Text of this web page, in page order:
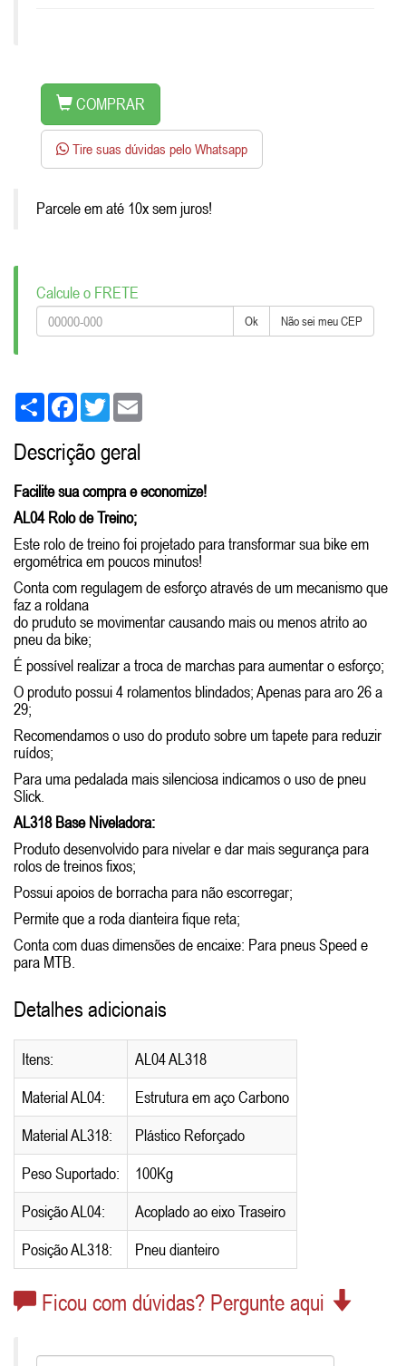
COMPRAR
Tire suas dúvidas pelo Whatsapp
Parcele em até 10x sem juros!
Calcule o FRETE
Ok Não sei meu CEP
Share FacebookTwitter
Descrição geral
Facilite sua compra e economize!
AL04 Rolo de Treino;
Este rolo de treino foi projetado para transformar sua bike em
ergométrica em poucos minutos!
Conta com regulagem de esforço através de um mecanismo que
faz a roldana
do pruduto se movimentar causando mais ou menos atrito ao
pneu da bike;
É possível realizar a troca de marchas para aumentar o esforço;
O produto possui 4 rolamentos blindados; Apenas para aro 26 a
29;
Recomendamos o uso do produto sobre um tapete para reduzir
ruídos;
Para uma pedalada mais silenciosa indicamos o uso de pneu
Slick.
AL318 Base Niveladora:
Produto desenvolvido para nivelar e dar mais segurança para
rolos de treinos fixos;
Possui apoios de borracha para não escorregar;
Permite que a roda dianteira fique reta;
Conta com duas dimensões de encaixe: Para pneus Speed e
para MTB.
Detalhes adicionais
Itens:
AL04 AL318
Material AL04:
Estrutura em aço Carbono
Material AL318:
Plástico Reforçado
Peso Suportado:
100Kg
Posição AL04:
Acoplado ao eixo Traseiro
Posição AL318:
Pneu dianteiro
Ficou com dúvidas? Pergunte aqui